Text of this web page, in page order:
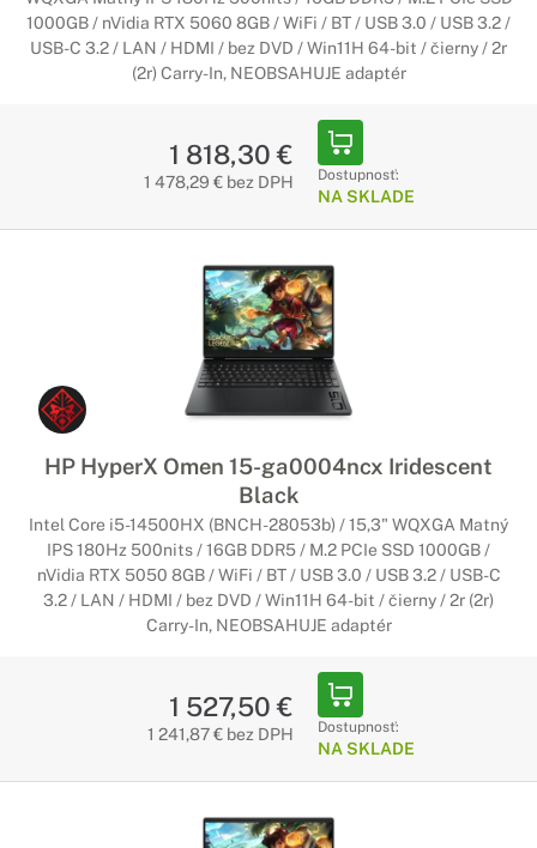
1000GB / nVidia RTX 5060 8GB / WiFi / BT / USB 3.0 / USB 3.2 /
USB-C 3.2 / LAN / HDMI / bez DVD / Win11H 64-bit / čierny / 2r
(2r) Carry-In, NEOBSAHUJE adaptér
1 818,30 €
1 478,29 € bez DPH Dostupnosť:
NA SKLADE
HP HyperX Omen 15-ga0004ncx Iridescent
Black
Intel Core i5-14500HX (BNCH-28053b) / 15,3" WQXGA Matný
IPS 180Hz 500nits / 16GB DDR5 / M.2 PCIe SSD 1000GB /
nVidia RTX 5050 8GB / WiFi / BT / USB 3.0 / USB 3.2 / USB-C
3.2 / LAN / HDMI / bez DVD / Win11H 64-bit / čierny / 2r (2r)
Carry-In, NEOBSAHUJE adaptér
1 527,50 €
1 241,87 € bez DPH Dostupnosť:
NA SKLADE